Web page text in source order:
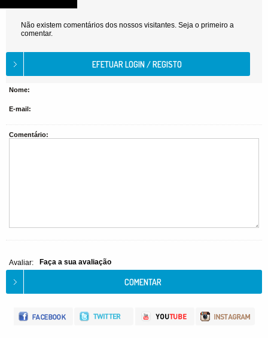
Não existem comentários dos nossos visitantes. Seja o primeiro a
comentar.
Nome:
E-mail:
Comentário:
Avaliar: Faça a sua avaliação